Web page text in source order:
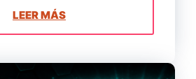
LEER MÁS